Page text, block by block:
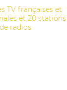
TV françaises et
et 20 stations
de radios